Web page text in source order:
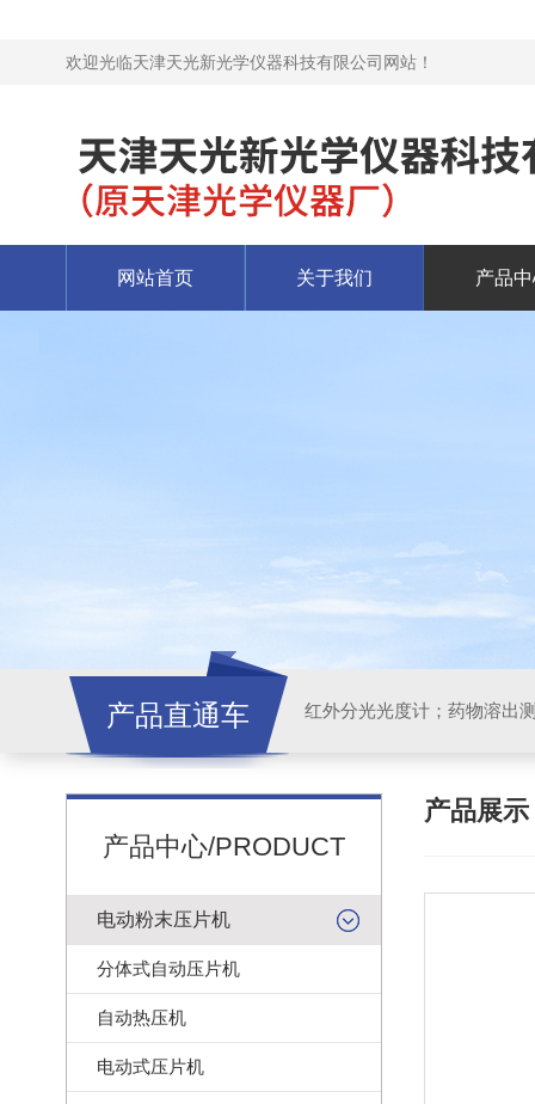
欢迎光临天津天光新光学仪器科技有限公司网站！
网站首页 关于我们 产品
产品直通车 红外分光光度计；药物溶出
产品中心/PRODUCT
电动粉末压片机
分体式自动压片机
自动热压机
电动式压片机
产品展示